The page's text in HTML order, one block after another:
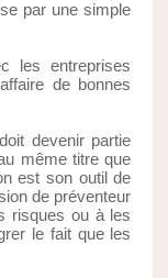
par une simple
les entreprises
de bonnes
devenir partie
même titre que
est son outil de
de préventeur
risques ou à les
le fait que les